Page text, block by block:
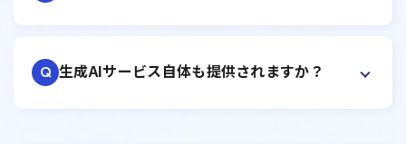
Q 生成AIサービス自体も提供されますか？